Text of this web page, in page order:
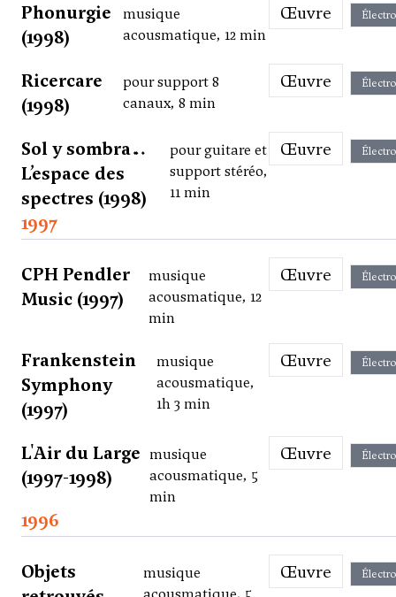
Phonurgie
(1998)
musique
acousmatique, 12 min
Œuvre
Ricercare
(1998)
pour support 8
canaux, 8 min
Œuvre
Sol y sombra…
L’espace des
spectres (1998)
pour guitare et
support stéréo,
11 min
Œuvre
1997
CPH Pendler
Music (1997)
musique
acousmatique, 12
min
Œuvre
Frankenstein
Symphony
(1997)
musique
acousmatique,
1h 3 min
Œuvre
L'Air du Large
(1997-1998)
musique
acousmatique, 5
min
Œuvre
1996
Objets
musique
Œuvre